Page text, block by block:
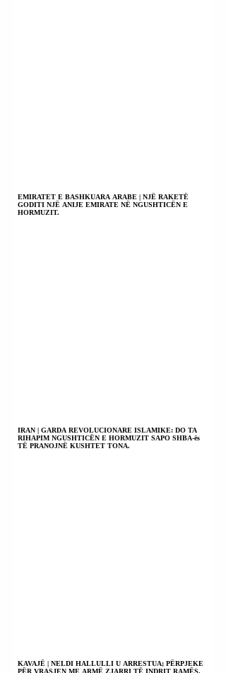
EMIRATET E BASHKUARA ARABE | NJË RAKETË
GODITI NJË ANIJE EMIRATE NË NGUSHTICËN E
HORMUZIT.
IRAN | GARDA REVOLUCIONARE ISLAMIKE: DO TA
RIHAPIM NGUSHTICËN E HORMUZIT SAPO SHBA-ës
TË PRANOJNË KUSHTET TONA.
KAVAJË | NELDI HALLULLI U ARRESTUA; PËRPJEKE
PËR VRASJEN ME ARMË ZJARRI TË INDRIT RAMËS.